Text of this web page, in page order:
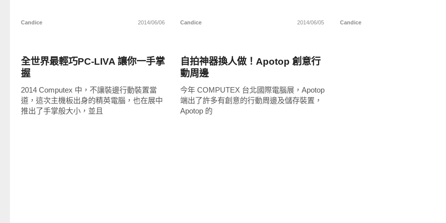
Candice 2014/06/06 Candice 2014/06/05 Candice
全世界最輕巧PC-LIVA 讓你一手掌
握
2014 Computex 中，不讓裝邊行動裝置當
道，這次主機板出身的精英電腦，也在展中
推出了手掌般大小，並且
自拍神器換人做！Apotop 創意行
動周邊
今年 COMPUTEX 台北國際電腦展，Apotop
端出了許多有創意的行動周邊及儲存裝置，
Apotop 的